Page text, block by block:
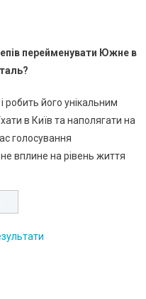
перейменувати Южне в
робить його унікальним
в Київ та наполягати на
голосування
вплине на рівень життя